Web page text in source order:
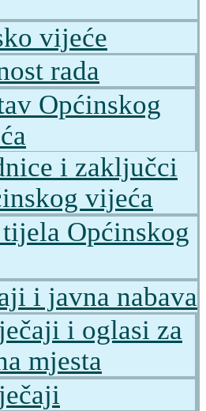
vijeće
rada
Općinskog
i zaključci
vijeća
tijela Općinskog
i javna nabava
i oglasi za
mjesta